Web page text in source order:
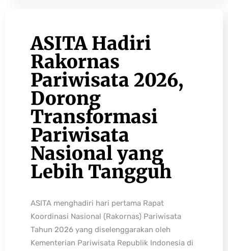
ASITA Hadiri
Rakornas
Pariwisata 2026,
Dorong
Transformasi
Pariwisata
Nasional yang
Lebih Tangguh
ASITA menghadiri hari pertama Rapat
Koordinasi Nasional (Rakornas) Pariwisata
Tahun 2026 yang diselenggarakan oleh
Kementerian Pariwisata Republik Indonesia di